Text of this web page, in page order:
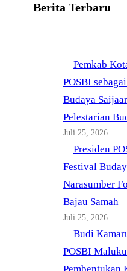
b
o
u
b
a
g
e
Berita Terbaru
Pemkab
POSBI
Budaya
Pelestarian
Juli 25, 2026
Presiden
Festival
Narasumber
Bajau Samah
Juli 25, 2026
Budi
POSBI